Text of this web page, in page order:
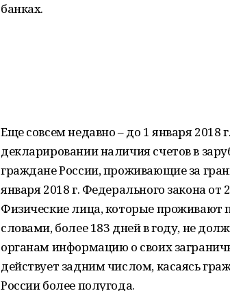
банках.
Еще совсем недавно – до 1 января 2018
декларировании наличия счетов в
граждане России, проживающие за
января 2018 г. Федерального закона
Физические лица, которые проживают
словами, более 183 дней в году, не
органам информацию о своих
действует задним числом, касаясь
России более полугода.